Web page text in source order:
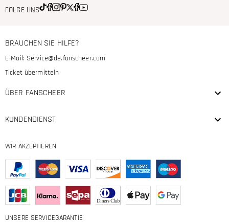
FOLGE UNS
BRAUCHEN SIE HILFE?
E-Mail: Service@de.fanscheer.com
Ticket übermitteln
ÜBER FANSCHEER
KUNDENDIENST
WIR AKZEPTIEREN
UNSERE SERVICEGARANTIE